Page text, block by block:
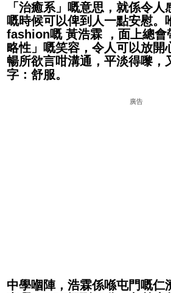
「治癒系」嘅意思，就係令
嘅時候可以俾到人一點安慰。
fashion嘅 黃浩霖 ，面上總會
略性」嘅笑容，令人可以放開
暢所欲言咁溝通，平淡得嚟，
字：舒服。
廣告
中學嗰陣，浩霖係喺屯門嘅仁